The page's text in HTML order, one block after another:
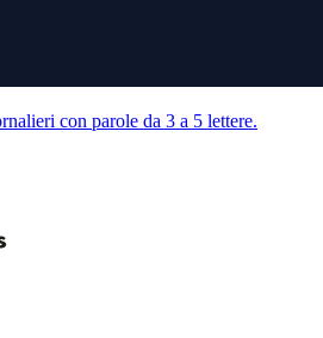
con parole da 3 a 5 lettere.